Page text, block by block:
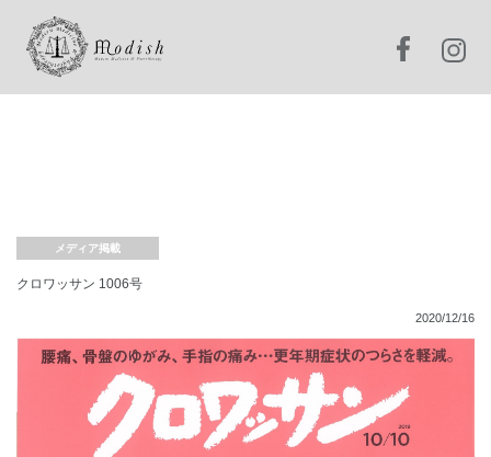
メディア掲載
クロワッサン 1006号
2020/12/16